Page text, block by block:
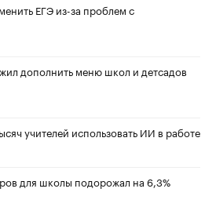
ЕГЭ из-за проблем с
дополнить меню школ и детсадов
учителей использовать ИИ в работе
для школы подорожал на 6,3%